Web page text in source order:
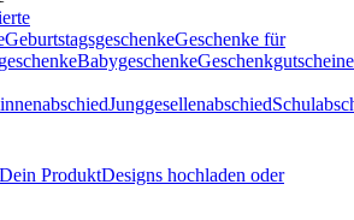
GeburtstagsgeschenkeGeschenke für
BabygeschenkeGeschenkgutscheine
Junggesellenabschied
ProduktDesigns hochladen oder